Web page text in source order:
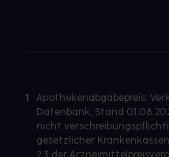
1
Apothekenabgabepreis:
Datenbank, Stand
nicht
gesetzlicher Krankenkassen